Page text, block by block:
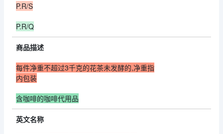
P.R/S
P.R/Q
商品描述
每件净重不超过3千克的花茶未发酵的,净重指
内包装
含咖啡的咖啡代用品
英文名称